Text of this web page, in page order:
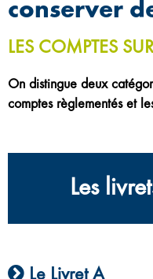
conserver
LES COMPTES
On distingue deux
comptes règlementés et
Les
Le Livret A